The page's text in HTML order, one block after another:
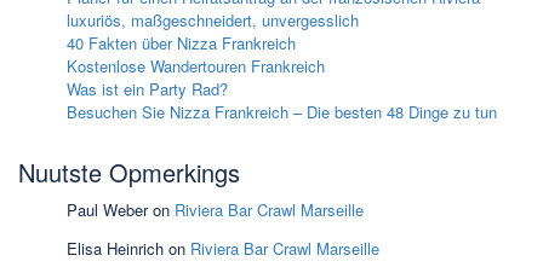
luxuriös, maßgeschneidert, unvergesslich
40 Fakten über Nizza Frankreich
Kostenlose Wandertouren Frankreich
Was ist ein Party Rad?
Besuchen Sie Nizza Frankreich – Die besten 48 Dinge zu tun
Nuutste Opmerkings
Paul Weberon Riviera Bar Crawl Marseille
Elisa Heinrich on Riviera Bar Crawl Marseille